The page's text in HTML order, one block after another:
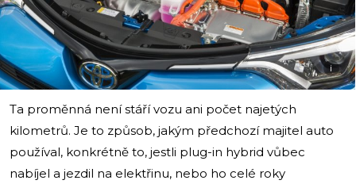
i
Ta proměnná není stáří vozu ani počet najetých
kilometrů. Je to způsob, jakým předchozí majitel auto
používal, konkrétně to, jestli plug-in hybrid vůbec
nabíjel a jezdil na elektřinu, nebo ho celé roky